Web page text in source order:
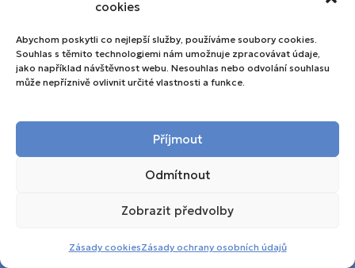
cookies
Abychom poskytli co nejlepší služby, používáme soubory cookies.
Souhlas s těmito technologiemi nám umožnuje zpracovávat údaje,
jako například návštěvnost webu. Nesouhlas nebo odvolání souhlasu
může nepříznivě ovlivnit určité vlastnosti a funkce.
Příjmout
Odmítnout
Zobrazit předvolby
Zásady cookiesZásady ochrany osobních údajů
účely. Objednávky nebudou vyřízeny.